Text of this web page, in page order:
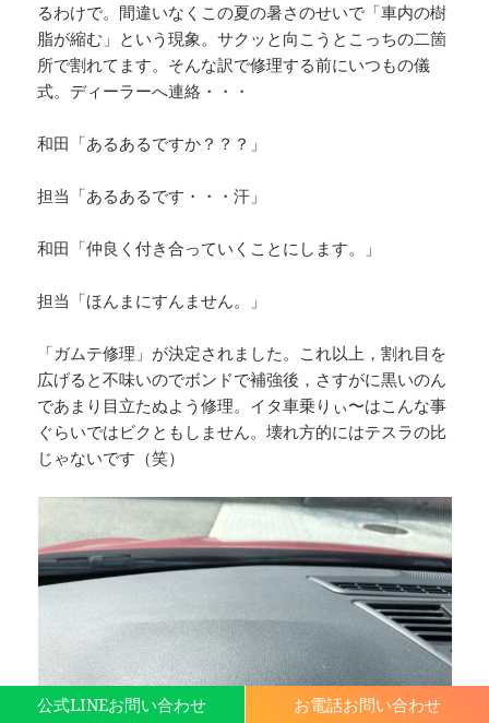
公式LINEお問い合わせ お電話お問い合わせ
るわけで。間違いなくこの夏の暑さのせいで「車内の樹
脂が縮む」という現象。サクッと向こうとこっちの二箇
所で割れてます。そんな訳で修理する前にいつもの儀
式。ディーラーへ連絡・・・
和田「あるあるですか？？？」
担当「あるあるです・・・汗」
和田「仲良く付き合っていくことにします。」
担当「ほんまにすんません。」
「ガムテ修理」が決定されました。これ以上，割れ目を
広げると不味いのでボンドで補強後，さすがに黒いのん
であまり目立たぬよう修理。イタ車乗りぃ〜はこんな事
ぐらいではビクともしません。壊れ方的にはテスラの比
じゃないです（笑）